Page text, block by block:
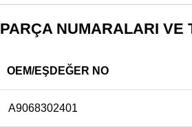
PARÇA NUMARALARI VE
OEM/EŞDEĞER NO
A9068302401